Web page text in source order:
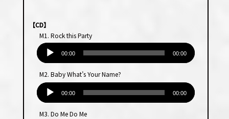
【CD】
M1. Rock this Party
レー
ヤー
00:00 00:00
M2. Baby What’s Your Name?
00:00 00:00
M3. Do Me Do Me